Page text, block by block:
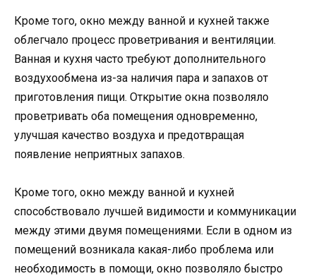
Кроме того, окно между ванной и кухней также
облегчало процесс проветривания и вентиляции.
Ванная и кухня часто требуют дополнительного
воздухообмена из-за наличия пара и запахов от
приготовления пищи. Открытие окна позволяло
проветривать оба помещения одновременно,
улучшая качество воздуха и предотвращая
появление неприятных запахов.
Кроме того, окно между ванной и кухней
способствовало лучшей видимости и коммуникации
между этими двумя помещениями. Если в одном из
помещений возникала какая-либо проблема или
необходимость в помощи, окно позволяло быстро